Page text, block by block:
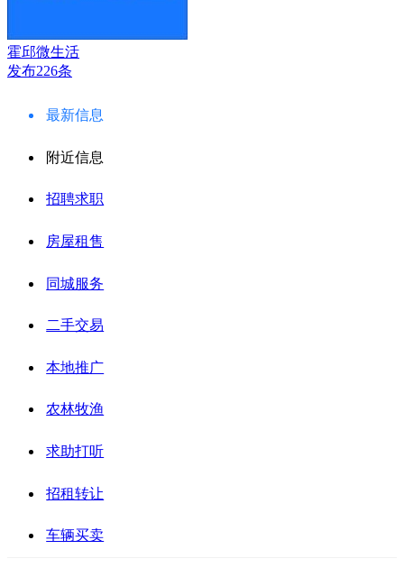
霍邱微生活
发布226条
最新信息
附近信息
招聘求职
房屋租售
同城服务
二手交易
本地推广
农林牧渔
求助打听
招租转让
车辆买卖